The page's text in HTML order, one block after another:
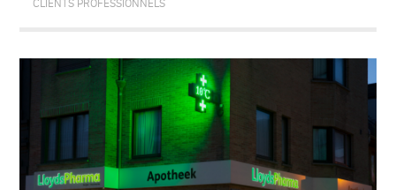
CLIENTS PROFESSIONNELS